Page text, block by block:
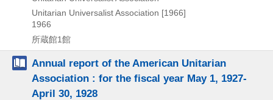
Unitarian Universalist Association [1966]
1966
所蔵館1館
Annual report of the American Unitarian
Association : for the fiscal year May 1, 1927-
April 30, 1928